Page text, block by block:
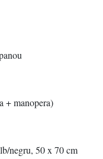
+ manopera)
negru, 50 x 70 cm